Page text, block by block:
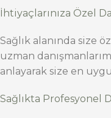
İhtiyaçlarınıza Özel
Sağlık alanında size
uzman
anlayarak size en
Sağlıkta Profesyonel